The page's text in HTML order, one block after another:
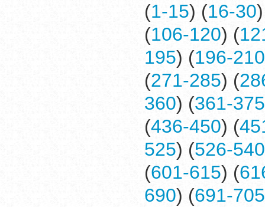
(1-15) (16-30
(106-120) (
195) (196-210
(271-285) (
360) (361-375
(436-450) (
525) (526-540
(601-615) (
690) (691-705